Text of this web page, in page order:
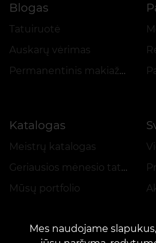
Blogas
Tatuiruotė
Auskarų vėrimas
Permanentinis makiažas
Katalogas
Meistrų katalogas
Geriausios mėnesio tatuiruotės
Mūsų portfolio
Mes naudojame